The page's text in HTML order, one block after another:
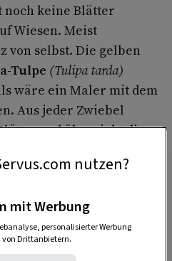
noch keine Blätter
Wiesen. Meist
von selbst. Die gelben
Tulpe (Tulipa tarda)
wäre ein Maler mit dem
Aus jeder Zwiebel
und überzieht die
nutzen?
mit Werbung
personalisierter Werbung
Drittanbietern.